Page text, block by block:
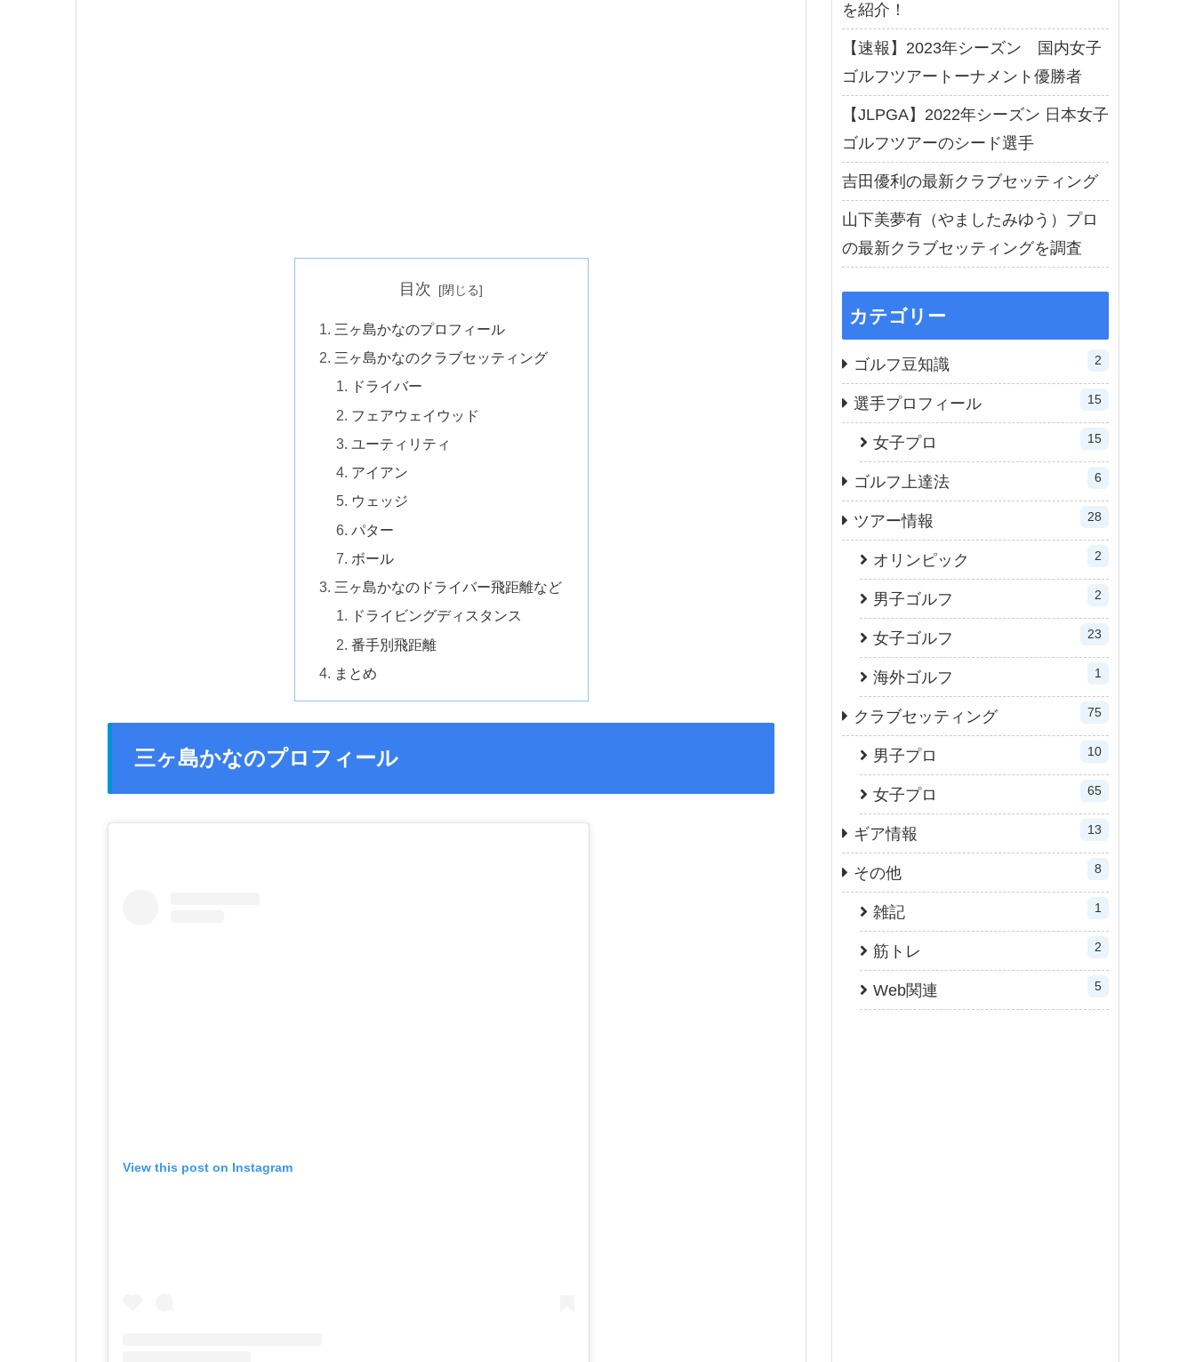
目次
三ヶ島かなのプロフィール
三ヶ島かなのクラブセッティング
ドライバー
フェアウェイウッド
ユーティリティ
アイアン
ウェッジ
パター
ボール
三ヶ島かなのドライバー飛距離など
ドライビングディスタンス
番手別飛距離
まとめ
三ヶ島かなのプロフィール
View this post on Instagram
を紹介！
【速報】2023年シーズン 国内女子
ゴルフツアートーナメント優勝者
【JLPGA】2022年シーズン 日本女子
ゴルフツアーのシード選手
吉田優利の最新クラブセッティング
山下美夢有（やましたみゆう）プロ
の最新クラブセッティングを調査
カテゴリー
ゴルフ豆知識 2
選手プロフィール 15
女子プロ 15
ゴルフ上達法 6
ツアー情報 28
オリンピック 2
男子ゴルフ 2
女子ゴルフ 23
海外ゴルフ 1
クラブセッティング 75
男子プロ 10
女子プロ 65
ギア情報 13
その他 8
雑記 1
筋トレ 2
Web関連 5